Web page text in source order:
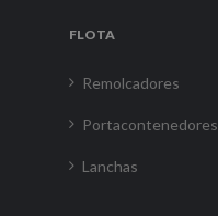
FLOTA
Remolcadores
Portacontenedores
Lanchas